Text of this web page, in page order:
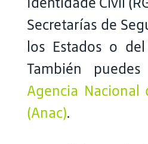
Secretarías de
los Estados o
También
Agencia Nacional
(Anac).